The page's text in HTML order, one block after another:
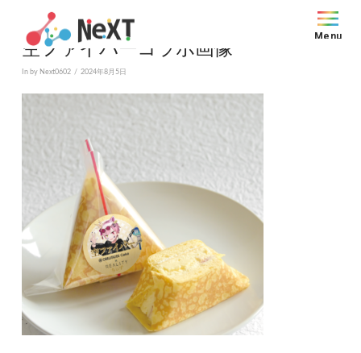
Menu
空ファイバーコラボ画像
In by Next0602 2024年8月5日